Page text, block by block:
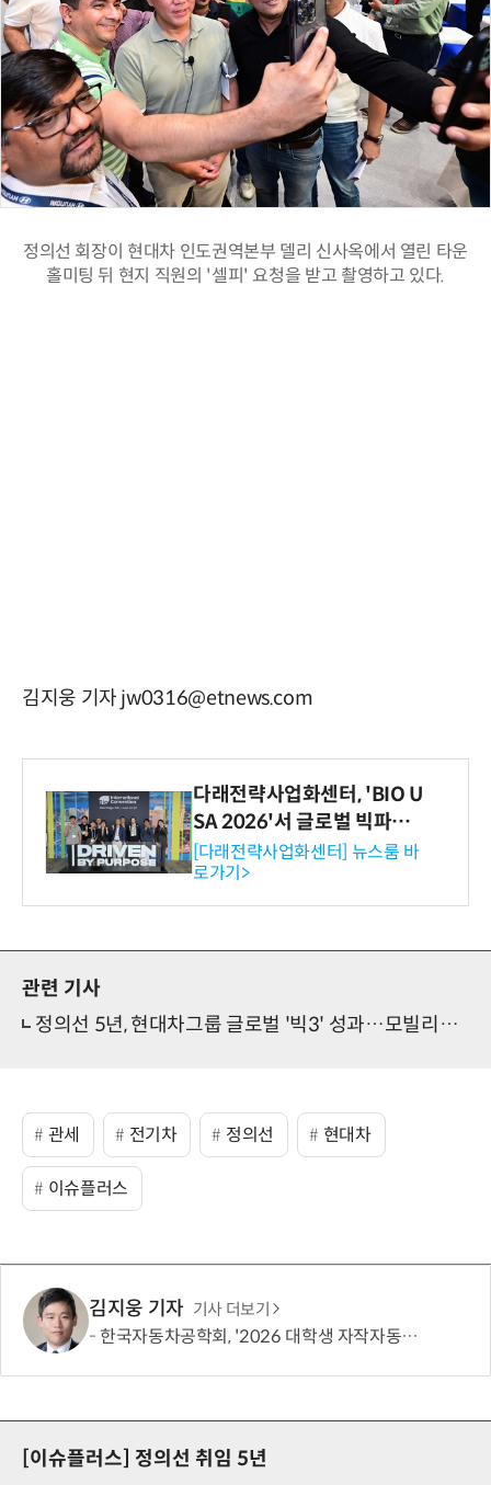
정의선 회장이 현대차 인도권역본부 델리 신사옥에서 열린 타운
홀미팅 뒤 현지 직원의 '셀피' 요청을 받고 촬영하고 있다.
김지웅 기자 jw0316@etnews.com
다래전략사업화센터, 'BIO U
SA 2026'서 글로벌 빅파마
와의 비즈니스 미팅 지원…K
-바이오 해외 진출 교두보 확
보
[다래전략사업화센터] 뉴스룸 바
로가기>
관련 기사
정의선 5년, 현대차그룹 글로벌 '빅3' 성과…모빌리티 프런티어 가속
관세 전기차 정의선 현대차
이슈플러스
김지웅 기자 기사 더보기
한국자동차공학회, '2026 대학생 자작자동차대회 포뮬러 부문' 개최
[이슈플러스] 정의선 취임 5년